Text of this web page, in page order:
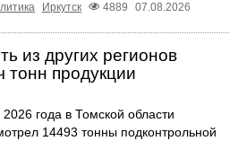
Иркутск 4889 07.08.2026
из других регионов
тонн продукции
года в Томской области
14493 тонны подконтрольной